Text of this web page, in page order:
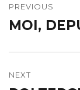
de
l’article
PREVIOUS
Previous
MOI,
NEXT